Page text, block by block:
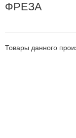
ФРЕЗА
Товары данного